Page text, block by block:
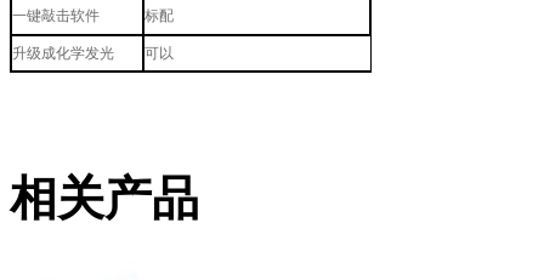
一键敲击软件 标配
升级成化学发光 可以
相关产品